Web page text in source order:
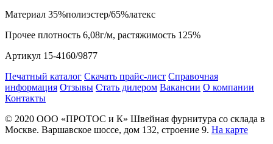
Материал 35%полиэстер/65%латекс
Прочее плотность 6,08г/м, растяжимость 125%
Артикул 15-4160/9877
Печатный каталог Скачать прайс-лист Справочная
информация Отзывы Стать дилером Вакансии О компании
Контакты
© 2020 ООО «ПРОТОС и К» Швейная фурнитура со склада в
Москве. Варшавское шоссе, дом 132, строение 9. На карте